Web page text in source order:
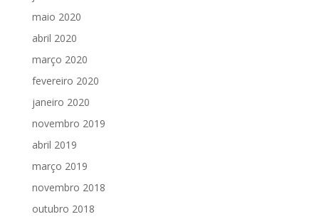
maio 2020
abril 2020
março 2020
fevereiro 2020
janeiro 2020
novembro 2019
abril 2019
março 2019
novembro 2018
outubro 2018